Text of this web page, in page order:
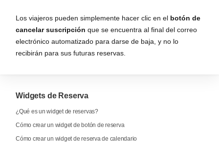
Los viajeros pueden simplemente hacer clic en el botón de
cancelar suscripción que se encuentra al final del correo
electrónico automatizado para darse de baja, y no lo
recibirán para sus futuras reservas.
Widgets de Reserva
¿Qué es un widget de reservas?
Cómo crear un widget de botón de reserva
Cómo crear un widget de reserva de calendario